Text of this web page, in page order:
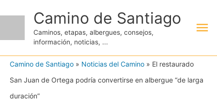
contenido
Camino de Santiago
Caminos, etapas, albergues, consejos,
información, noticias, ...
Camino de Santiago » Noticias del Camino » El restaurado
San Juan de Ortega podría convertirse en albergue “de larga
duración”